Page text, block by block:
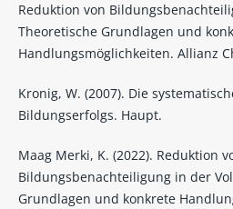
Reduktion von
Theoretische Grundlagen und
Handlungsmöglichkeiten. Allianz
Kronig, W. (2007). Die
Bildungserfolgs. Haupt.
Maag Merki, K. (2022). Reduktion
Bildungsbenachteiligung in der
Grundlagen und konkrete